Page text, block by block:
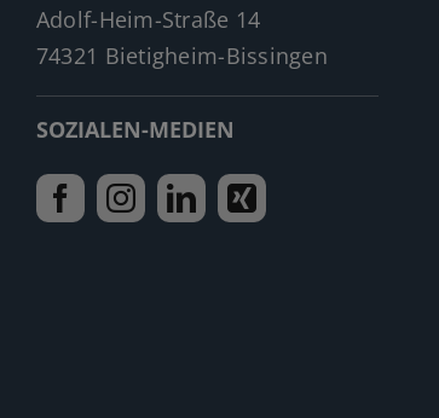
Adolf-Heim-Straße 14
74321 Bietigheim-Bissingen
SOZIALEN-MEDIEN